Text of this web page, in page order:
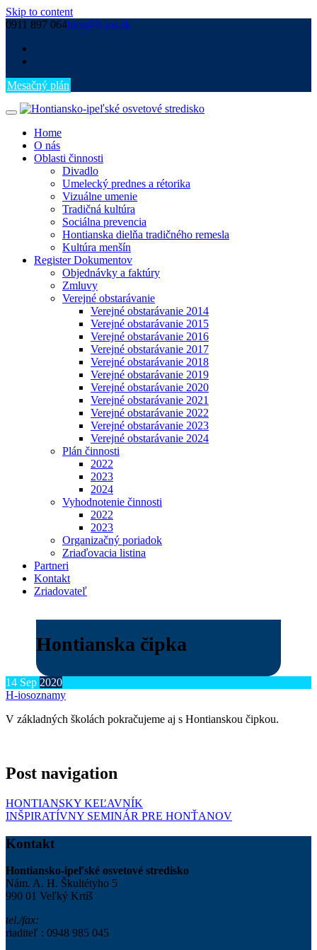
Skip to content
0911 897 064hios@h-ios.sk
Mesačný plán
Home
O nás
Oblasti činnosti
Divadlo
Umelecký prednes a rétorika
Vizuálne umenie
Tradičná kultúra
Sociálna prevencia
Hontianska dielňa tradičného remesla
Kultúra menšín
Register Dokumentov
Objednávky a faktúry
Zmluvy
Verejné obstarávanie
Verejné obstarávanie 2014
Verejné obstarávanie 2015
Verejné obstarávanie 2016
Verejné obstarávanie 2017
Verejné obstarávanie 2018
Verejné obstarávanie 2019
Verejné obstarávanie 2020
Verejné obstarávanie 2021
Verejné obstarávanie 2022
Verejné obstarávanie 2023
Verejné obstarávanie 2024
Plán činnosti
2022
2023
2024
Vyhodnotenie činnosti
2022
2023
Organizačný poriadok
Zriaďovacia listina
Partneri
Kontakt
Zriadovateľ
Hontianska čipka
14 Sep 2020
H-iosoznamy
V základných školách pokračujeme aj s Hontianskou čipkou.
Post navigation
HONTIANSKY KEĽAVNÍK
INŠPIRATÍVNY SEMINÁR PRE HONŤANOV
Kontakt
Hontiansko-ipeľské osvetové stredisko
Nám. A. H. Škultétyho 5
990 01 Veľký Krtíš
tel./fax:
riaditeľ : 0948 985 045